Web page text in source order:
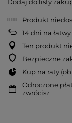
Dodaj do listy
Produkt
14dni na
Ten produkt
Bezpieczne
Kup na raty (
Odroczone
zwrócisz